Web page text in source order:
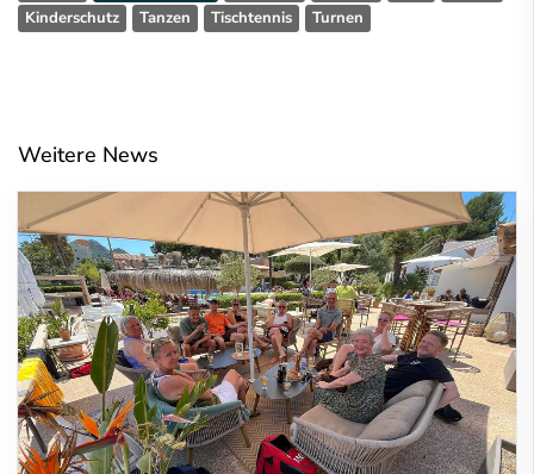
Kinderschutz
Tanzen Tischtennis Turnen
Weitere News